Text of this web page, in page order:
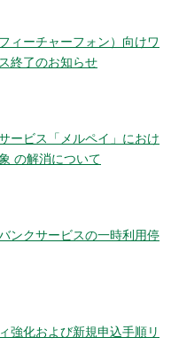
ィーチャーフォン）向けワ
終了のお知らせ
ービス「メルペイ」におけ
の解消について
ンクサービスの一時利用停
強化および新規申込手順リ